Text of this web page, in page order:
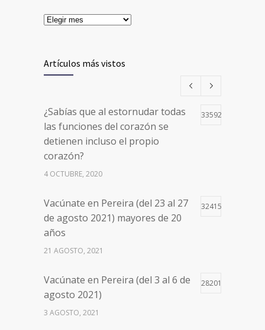
Artículos más vistos
¿Sabías que al estornudar todas
las funciones del corazón se
detienen incluso el propio
corazón?
33592
4 OCTUBRE, 2020
Vacúnate en Pereira (del 23 al 27
de agosto 2021) mayores de 20
años
32415
21 AGOSTO, 2021
Vacúnate en Pereira (del 3 al 6 de
agosto 2021)
28201
3 AGOSTO, 2021